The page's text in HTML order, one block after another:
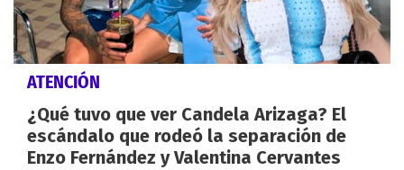
ATENCIÓN
¿Qué tuvo que ver Candela Arizaga? El
escándalo que rodeó la separación de
Enzo Fernández y Valentina Cervantes